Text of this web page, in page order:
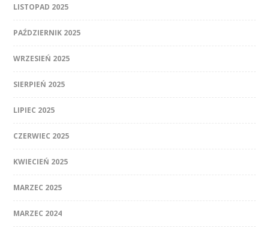
LISTOPAD 2025
PAŹDZIERNIK 2025
WRZESIEŃ 2025
SIERPIEŃ 2025
LIPIEC 2025
CZERWIEC 2025
KWIECIEŃ 2025
MARZEC 2025
MARZEC 2024